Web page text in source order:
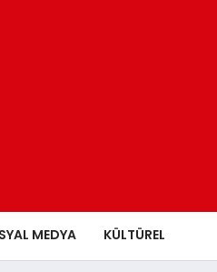
MEDYA KÜLTÜREL